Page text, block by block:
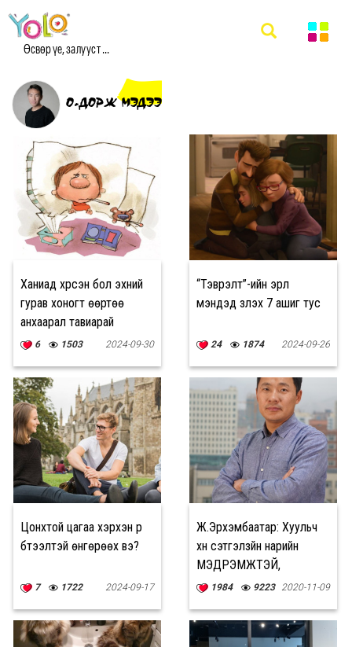
Өсвөр үе, залууст ...
О.ДОРЖ МЭДЭЭ
Ханиад хүрсэн бол эхний
гурав хоногт өөртөө
анхаарал тавиарай
6 1503 2024-09-30
“Тэврэлт”-ийн эрүүл
мэндэд үзүүлэх 7 ашиг тус
24 1874 2024-09-26
Цонхтой цагаа хэрхэн үр
бүтээлтэй өнгөрөөх вэ?
7 1722 2024-09-17
Ж.Эрхэмбаатар: Хуульч
хүн сэтгэлзүйн нарийн
МЭДРЭМЖТЭЙ,
мэтгэлцэх илтгэх
хэрэгтэй
1984 9223 2020-11-09